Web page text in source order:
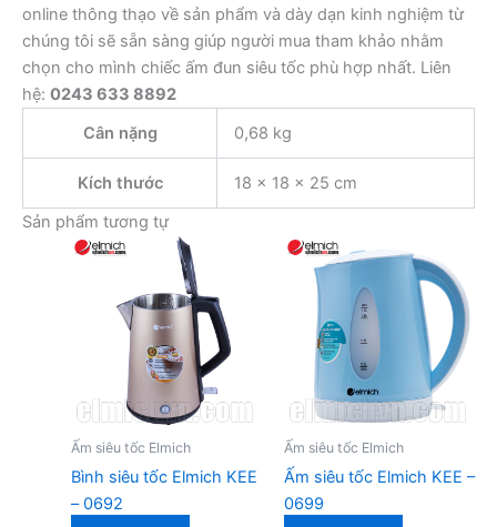
online thông thạo về sản phẩm và dày dạn kinh nghiệm từ
chúng tôi sẽ sẵn sàng giúp người mua tham khảo nhằm
chọn cho mình chiếc ấm đun siêu tốc phù hợp nhất. Liên
hệ: 0243 633 8892
Cân nặng
0,68 kg
Kích thước
18 × 18 × 25 cm
Sản phẩm tương tự
Ấm siêu tốc Elmich
Bình siêu tốc Elmich KEE
– 0692
Ấm siêu tốc Elmich
Ấm siêu tốc Elmich KEE –
0699